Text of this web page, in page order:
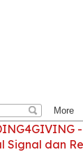
Signal dan